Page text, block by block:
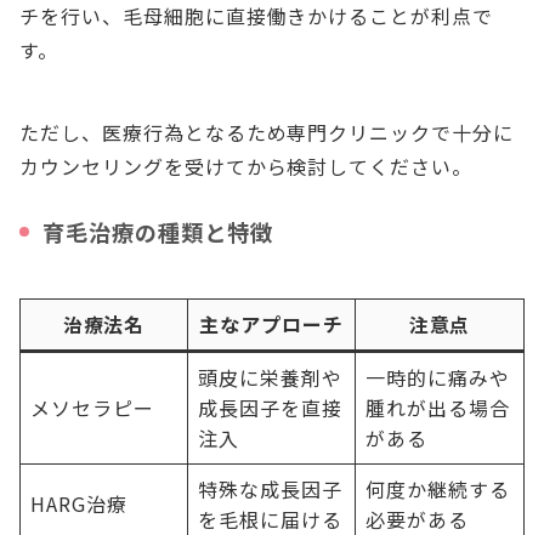
チを行い、毛母細胞に直接働きかけることが利点で
す。
ただし、医療行為となるため専門クリニックで十分に
カウンセリングを受けてから検討してください。
育毛治療の種類と特徴
治療法名 主なアプローチ 注意点
メソセラピー
頭皮に栄養剤や
成長因子を直接
注入
一時的に痛みや
腫れが出る場合
がある
HARG治療
特殊な成長因子
を毛根に届ける
何度か継続する
必要がある